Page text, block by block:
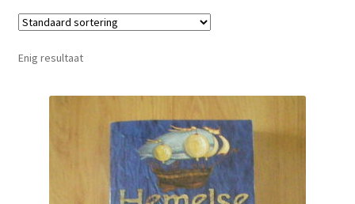
Winkelmand
Enig resultaat